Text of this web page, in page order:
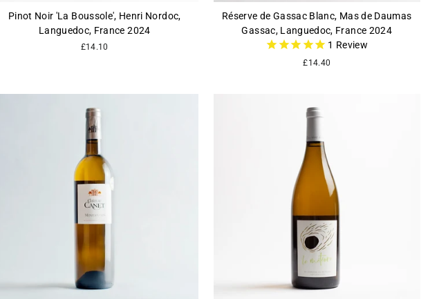
Pinot Noir 'La Boussole', Henri Nordoc,
Languedoc, France 2024
£14.10
Réserve de Gassac Blanc, Mas de Daumas
Gassac, Languedoc, France 2024
1 Review
£14.40